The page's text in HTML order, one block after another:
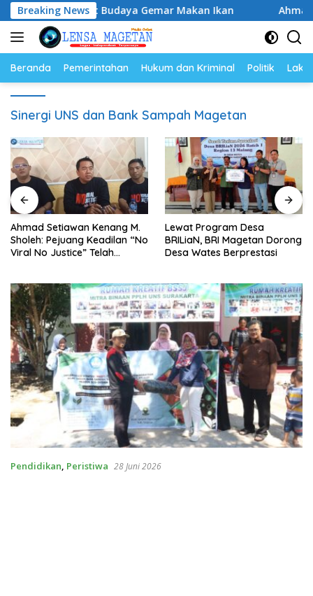
Langsung
ke
konten
Breaking News
Perkuat Budaya Gemar Makan Ikan Ahmad
Beranda Pemerintahan Hukum dan Kriminal Politik
Sinergi UNS dan Bank Sampah Magetan
Ahmad Setiawan Kenang M.
Sholeh: Pejuang Keadilan “No
Viral No Justice” Telah
Lewat Program Desa
BRILiaN, BRI Magetan Dorong
Desa Wates Berprestasi
Pendidikan, Peristiwa 28 Juni 2026